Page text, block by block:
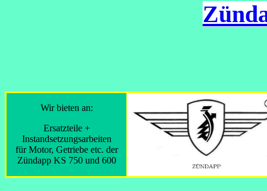
Wir bieten an:
Ersatzteile +
Instandsetzungsarbeiten
für Motor, Getriebe etc. der
Zündapp KS 750 und 600